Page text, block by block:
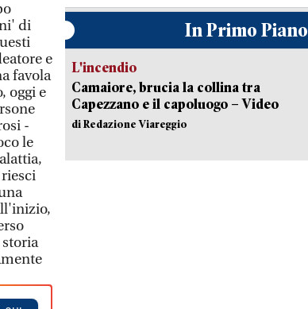
di
e
favola
oggi e
-
le
In Primo Piano
L'incendio
Camaiore, brucia la collina tra
Capezzano e il capoluogo – Video
di Redazione Viareggio